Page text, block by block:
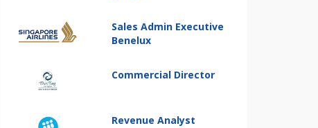
Sales Admin Executive
Benelux
Commercial Director
Revenue Analyst